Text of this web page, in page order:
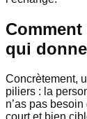
qui
Concrètement,
piliers : la
n’as pas
court et bien